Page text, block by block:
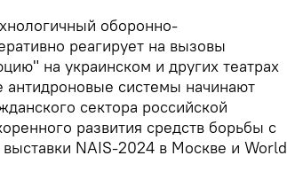
оборонно-
реагирует на вызовы
на украинском и других театрах
системы начинают
сектора российской
развития средств борьбы с
NAIS-2024 в Москве и World